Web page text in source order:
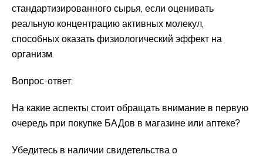
стандартизированного сырья, если оценивать
реальную концентрацию активных молекул,
способных оказать физиологический эффект на
организм.
Вопрос-ответ:
На какие аспекты стоит обращать внимание в первую
очередь при покупке БАДов в магазине или аптеке?
Убедитесь в наличии свидетельства о